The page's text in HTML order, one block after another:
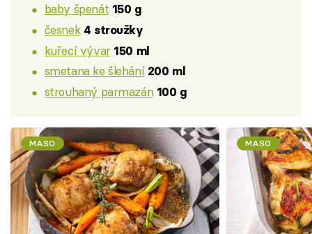
baby špenát 150 g
česnek 4 stroužky
kuřecí vývar 150 ml
smetana ke šlehání 200 ml
strouhaný parmazán 100 g
MASO MASO